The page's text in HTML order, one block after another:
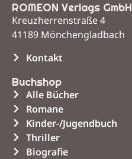
ROMEON Verlags GmbH
Kreuzherrenstraße 4
41189 Mönchengladbach
Kontakt
Buchshop
Alle Bücher
Romane
Kinder-/Jugendbuch
Thriller
Biografie